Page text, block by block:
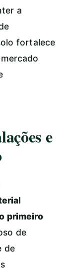
a
fortalece
e
primeiro
de
de